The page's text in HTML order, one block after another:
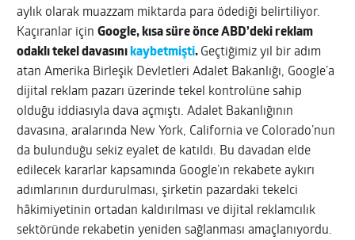
aylık olarak muazzam miktarda para ödediği belirtiliyor.
Kaçıranlar içinGoogle, kısa süre önce ABD’deki reklam
odaklı tekel davasını kaybetmişti. Geçtiğimiz yıl bir adım
atan Amerika Birleşik Devletleri Adalet Bakanlığı, Google’a
dijital reklam pazarı üzerinde tekel kontrolüne sahip
olduğu iddiasıyla dava açmıştı. Adalet Bakanlığının
davasına, aralarında New York, California ve Colorado’nun
da bulunduğu sekiz eyalet de katıldı. Bu davadan elde
edilecek kararlar kapsamında Google’ın rekabete aykırı
adımlarının durdurulması, şirketin pazardaki tekelci
hâkimiyetinin ortadan kaldırılması ve dijital reklamcılık
sektöründe rekabetin yeniden sağlanması amaçlanıyordu.